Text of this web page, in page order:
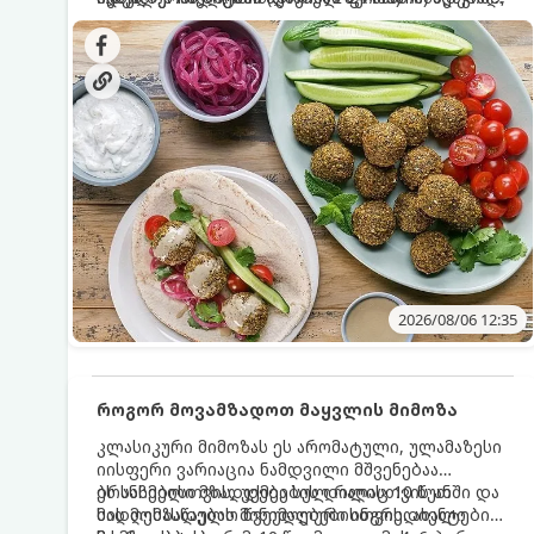
სალათებთან ერთად ან ტახინის (სესამის)
სოუსთან მირთმევისთვის.
იდეალურად შეინარჩუნოს და არ დაიშალოს.
დრო: 10–15 წუთი ულუფა: 20–24 ცალი ბურთულა
(4–6 პორცია)
2026/08/06 12:35
როგორ მოვამზადოთ მაყვლის მიმოზა
კლასიკური მიმოზას ეს არომატული, ულამაზესი
იისფერი ვარიაცია ნამდვილი მშვენებაა
ბრანჩებისთვის, უქმეების დილისთვის ან
სადღესასწაულო წვეულებებისთვის. ახალი
ეს სასმელი მზადდება სულ რაღაც 10 წუთში და
მის მომზადებას მინიმალური ინგრედიენტები